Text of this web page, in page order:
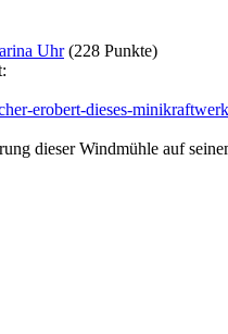
Uhr (228 Punkte)
erobert-dieses-
dieser Windmühle auf